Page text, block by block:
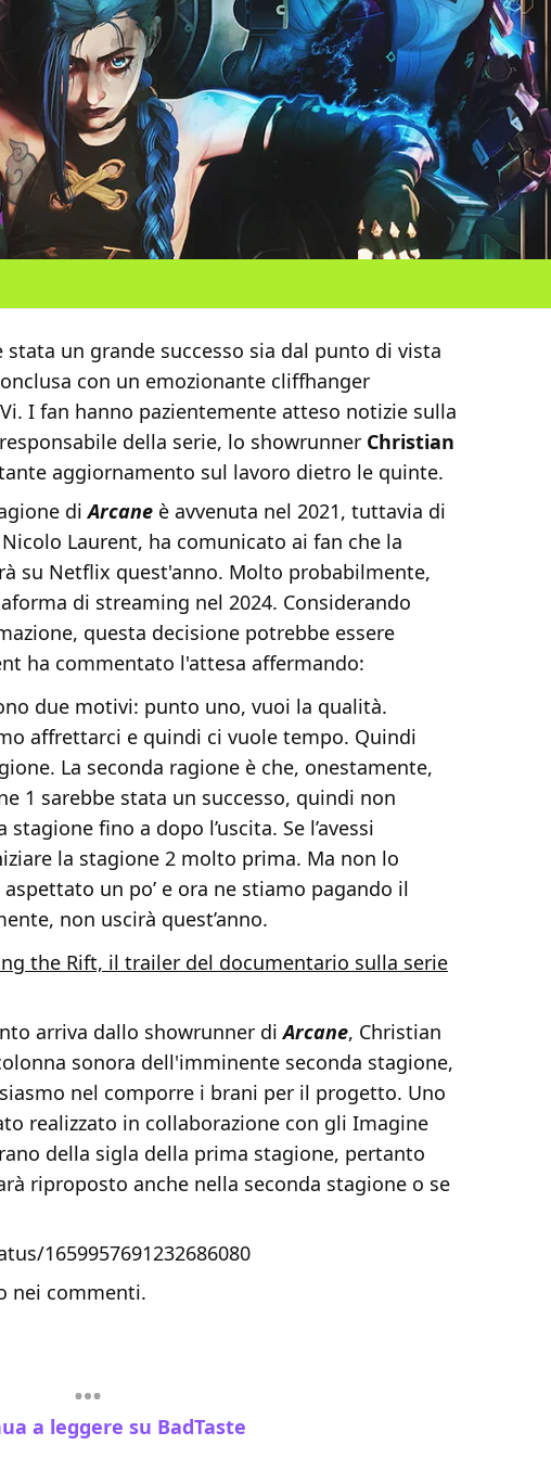
stata un grande successo sia dal punto di vista
con un emozionante cliffhanger
I fan hanno pazientemente atteso notizie sulla
della serie, lo showrunner Christian
aggiornamento sul lavoro dietro le quinte.
diArcane è avvenuta nel 2021, tuttavia di
Laurent, ha comunicato ai fan che la
su Netflix quest'anno. Molto probabilmente,
di streaming nel 2024. Considerando
questa decisione potrebbe essere
ha commentato l'attesa affermando:
due motivi: punto uno, vuoi la qualità.
affrettarci e quindi ci vuole tempo. Quindi
La seconda ragione è che, onestamente,
1 sarebbe stata un successo, quindi non
fino a dopo l’uscita. Se l’avessi
la stagione 2 molto prima. Ma non lo
un po’ e ora ne stiamo pagando il
non uscirà quest’anno.
the Rift, il trailer del documentario sulla serie
arriva dallo showrunner diArcane, Christian
sonora dell'imminente seconda stagione,
nel comporre i brani per il progetto. Uno
realizzato in collaborazione con gli Imagine
della sigla della prima stagione, pertanto
riproposto anche nella seconda stagione o se
1659957691232686080
nei commenti.
a leggere su BadTaste